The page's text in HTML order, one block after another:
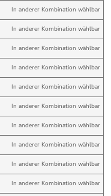
In anderer Kombination wählbar
In anderer Kombination wählbar
In anderer Kombination wählbar
In anderer Kombination wählbar
In anderer Kombination wählbar
In anderer Kombination wählbar
In anderer Kombination wählbar
In anderer Kombination wählbar
In anderer Kombination wählbar
In anderer Kombination wählbar